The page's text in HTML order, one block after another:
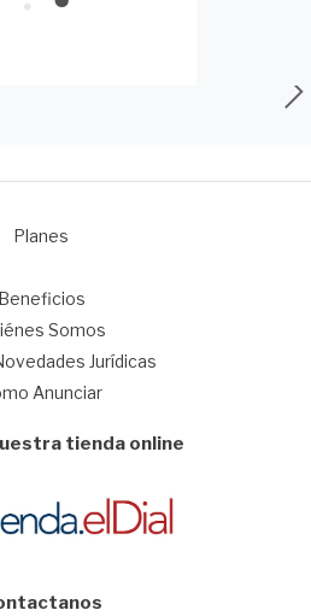
Planes
Beneficios
Somos
Jurídicas
Anunciar
tienda online